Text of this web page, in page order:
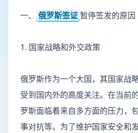
一、 俄罗斯签证暂停签发的原因
1. 国家战略和外交政策
俄罗斯作为一个大国，其国家战
受到国内外的高度关注。在当前
罗斯面临着来自多方面的压力，
事对抗等。为了维护国家安全和